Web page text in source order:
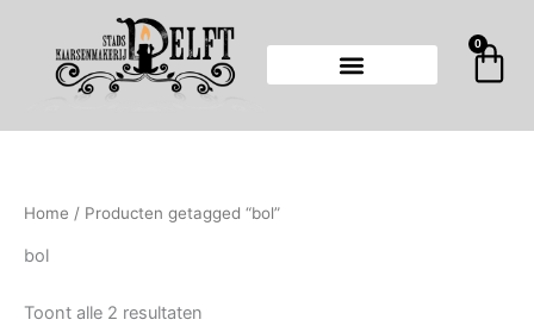
0
Home / Producten getagged “bol”
bol
Toont alle 2 resultaten
op
populariteit